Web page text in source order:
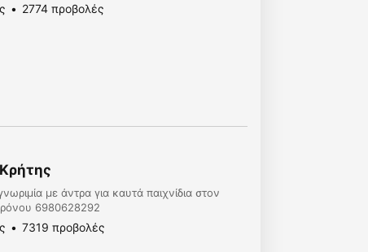
2774 προβολές
με άντρα για καυτά παιχνίδια στον
6980628292
7319 προβολές